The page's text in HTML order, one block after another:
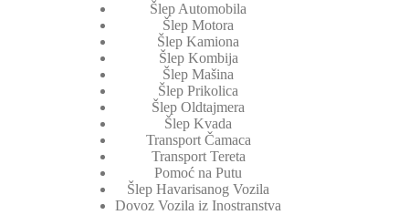
Šlep Automobila
Šlep Motora
Šlep Kamiona
Šlep Kombija
Šlep Mašina
Šlep Prikolica
Šlep Oldtajmera
Šlep Kvada
Transport Čamaca
Transport Tereta
Pomoć na Putu
Šlep Havarisanog Vozila
Dovoz Vozila iz Inostranstva